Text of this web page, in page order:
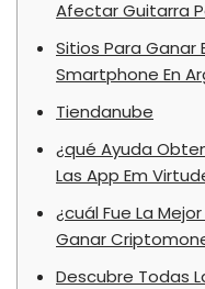
Afectar Guitarra
Sitios Para Ganar
Smartphone En
Tiendanube
¿qué Ayuda
Las App Em
¿cuál Fue La
Ganar
Descubre Todas